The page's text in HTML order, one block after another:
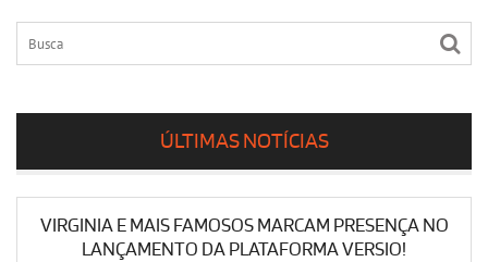
ÚLTIMAS NOTÍCIAS
VIRGINIA E MAIS FAMOSOS MARCAM PRESENÇA NO
LANÇAMENTO DA PLATAFORMA VERSIO!